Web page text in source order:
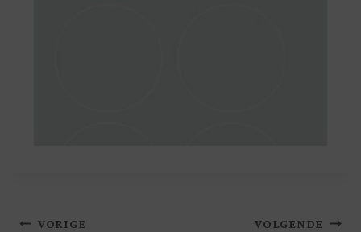
VORIGE VOLGENDE